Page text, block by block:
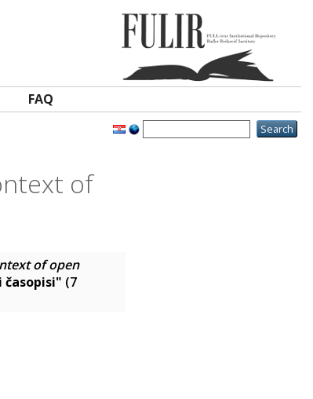
FAQ
of
of open
časopisi" (7